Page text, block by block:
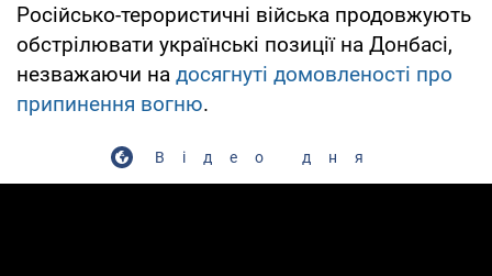
Російсько-терористичні війська продовжують
обстрілювати українські позиції на Донбасі,
незважаючи на досягнуті домовленості про
припинення вогню.
Відео дня